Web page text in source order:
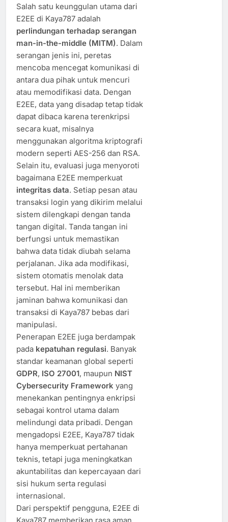
Salah satu keunggulan utama dari
E2EE di Kaya787 adalah
perlindungan terhadap serangan
man-in-the-middle (MITM). Dalam
serangan jenis ini, peretas
mencoba mencegat komunikasi di
antara dua pihak untuk mencuri
atau memodifikasi data. Dengan
E2EE, data yang disadap tetap tidak
dapat dibaca karena terenkripsi
secara kuat, misalnya
menggunakan algoritma kriptografi
modern seperti AES-256 dan RSA.
Selain itu, evaluasi juga menyoroti
bagaimana E2EE memperkuat
integritas data. Setiap pesan atau
transaksi login yang dikirim melalui
sistem dilengkapi dengan tanda
tangan digital. Tanda tangan ini
berfungsi untuk memastikan
bahwa data tidak diubah selama
perjalanan. Jika ada modifikasi,
sistem otomatis menolak data
tersebut. Hal ini memberikan
jaminan bahwa komunikasi dan
transaksi di Kaya787 bebas dari
manipulasi.
Penerapan E2EE juga berdampak
pada kepatuhan regulasi. Banyak
standar keamanan global seperti
GDPR, ISO 27001, maupun NIST
Cybersecurity Framework yang
menekankan pentingnya enkripsi
sebagai kontrol utama dalam
melindungi data pribadi. Dengan
mengadopsi E2EE, Kaya787 tidak
hanya memperkuat pertahanan
teknis, tetapi juga meningkatkan
akuntabilitas dan kepercayaan dari
sisi hukum serta regulasi
internasional.
Dari perspektif pengguna, E2EE di